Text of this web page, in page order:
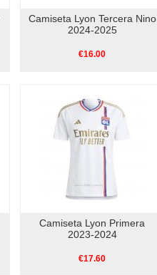
Camiseta Lyon Tercera Nino
2024-2025
€16.00
Camiseta Lyon Primera
2023-2024
€17.60